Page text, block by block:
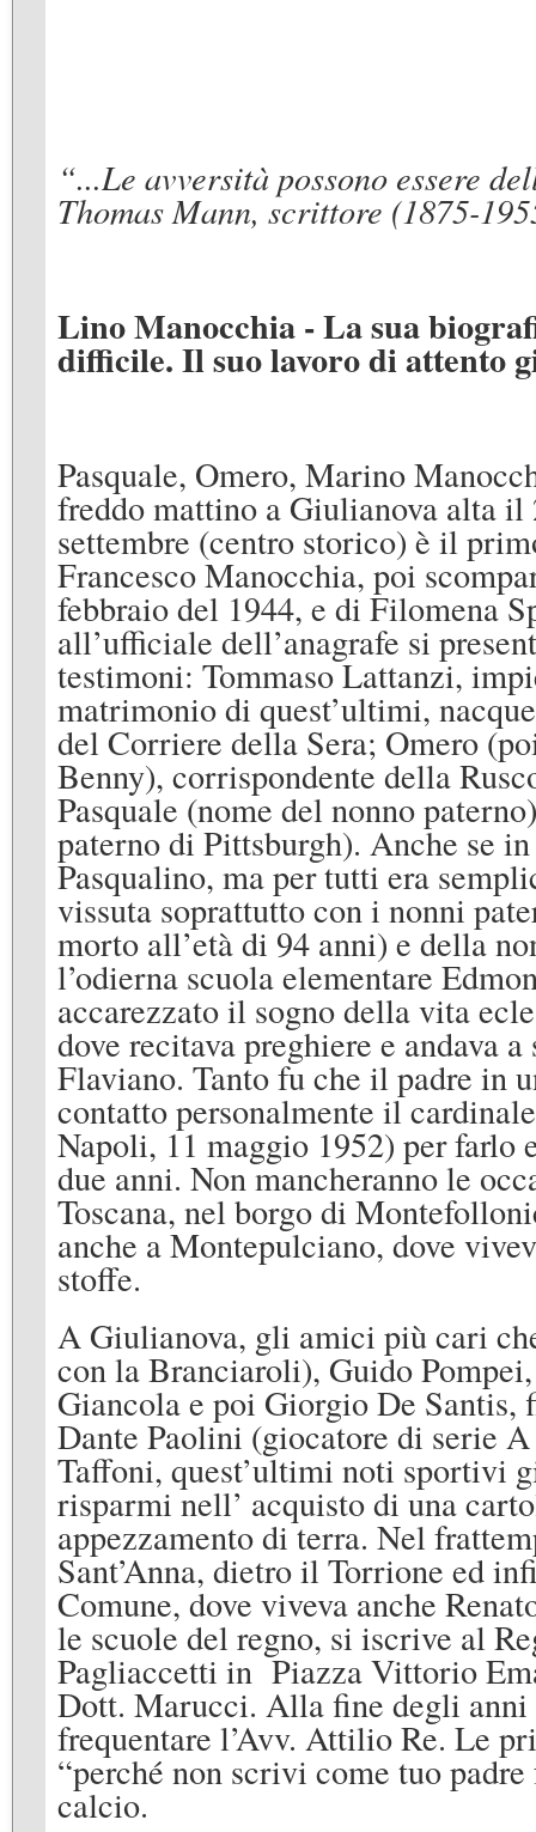
“...Le avversità possono essere
Thomas Mann, scrittore (1875-
Lino Manocchia - La sua
difficile. Il suo lavoro di attento
Pasquale, Omero, Marino
freddo mattino a Giulianova alta
settembre (centro storico) è il
Francesco Manocchia, poi
febbraio del 1944, e di Filomena
all’ufficiale dell’anagrafe si
testimoni: Tommaso Lattanzi,
matrimonio di quest’ultimi,
del Corriere della Sera; Omero
Benny), corrispondente della
Pasquale (nome del nonno
paterno di Pittsburgh). Anche se
Pasqualino, ma per tutti era
vissuta soprattutto con i nonni
morto all’età di 94 anni) e della
l’odierna scuola elementare
accarezzato il sogno della vita
dove recitava preghiere e andava
Flaviano. Tanto fu che il padre in
contatto personalmente il
Napoli, 11 maggio 1952) per farlo
due anni. Non mancheranno le
Toscana, nel borgo di
anche a Montepulciano, dove
stoffe.
A Giulianova, gli amici più cari
con la Branciaroli), Guido
Giancola e poi Giorgio De
Dante Paolini (giocatore di serie
Taffoni, quest’ultimi noti sportivi
risparmi nell’ acquisto di una
appezzamento di terra. Nel
Sant’Anna, dietro il Torrione ed
Comune, dove viveva anche
le scuole del regno, si iscrive al
Pagliaccetti in Piazza Vittorio
Dott. Marucci. Alla fine degli anni
frequentare l’Avv. Attilio Re. Le
“perché non scrivi come tuo
calcio.